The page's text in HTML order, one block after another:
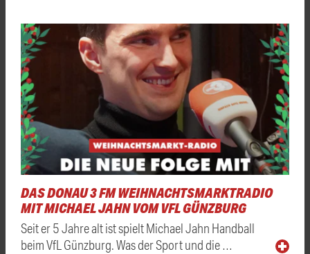
DAS DONAU 3 FM WEIHNACHTSMARKTRADIO
MIT MICHAEL JAHN VOM VFL GÜNZBURG
Seit er 5 Jahre alt ist spielt Michael Jahn Handball
beim VfL Günzburg. Was der Sport und die …